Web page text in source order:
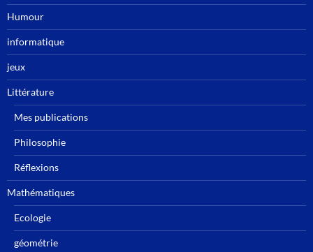
Humour
informatique
jeux
Littérature
Mes publications
Philosophie
Réflexions
Mathématiques
Ecologie
géométrie